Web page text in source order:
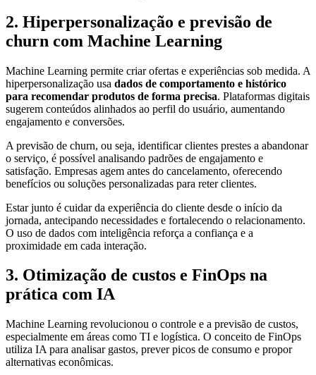
2. Hiperpersonalização e previsão de
churn com Machine Learning
Machine Learning permite criar ofertas e experiências sob medida. A
hiperpersonalização usa dados de comportamento e histórico
para recomendar produtos de forma precisa. Plataformas digitais
sugerem conteúdos alinhados ao perfil do usuário, aumentando
engajamento e conversões.
A previsão de churn, ou seja, identificar clientes prestes a abandonar
o serviço, é possível analisando padrões de engajamento e
satisfação. Empresas agem antes do cancelamento, oferecendo
benefícios ou soluções personalizadas para reter clientes.
Estar junto é cuidar da experiência do cliente desde o início da
jornada, antecipando necessidades e fortalecendo o relacionamento.
O uso de dados com inteligência reforça a confiança e a
proximidade em cada interação.
3. Otimização de custos e FinOps na
prática com IA
Machine Learning revolucionou o controle e a previsão de custos,
especialmente em áreas como TI e logística. O conceito de FinOps
utiliza IA para analisar gastos, prever picos de consumo e propor
alternativas econômicas.